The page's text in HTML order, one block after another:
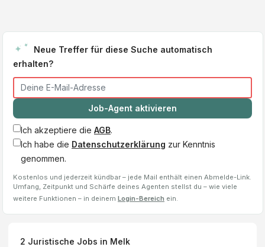
Neue Treffer für diese Suche automatisch
erhalten?
Job-Agent aktivieren
Ich akzeptiere die AGB.
Ich habe die Datenschutzerklärung zur Kenntnis
genommen.
Kostenlos und jederzeit kündbar – jede Mail enthält einen Abmelde-Link.
Umfang, Zeitpunkt und Schärfe deines Agenten stellst du – wie viele
weitere Funktionen – in deinem Login-Bereich ein.
2 Juristische Jobs in Melk